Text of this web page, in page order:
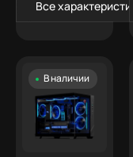
Все
В наличии